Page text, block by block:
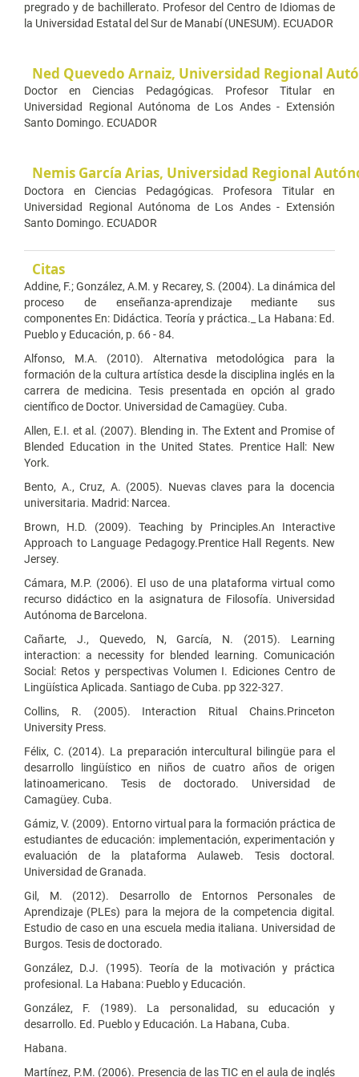
pregrado y de bachillerato. Profesor del Centro de Idiomas de
la Universidad Estatal del Sur de Manabí (UNESUM). ECUADOR
Ned Quevedo Arnaiz, Universidad Regional
Doctor en Ciencias Pedagógicas. Profesor Titular en
Universidad Regional Autónoma de Los Andes - Extensión
Santo Domingo. ECUADOR
Nemis García Arias, Universidad Regional
Doctora en Ciencias Pedagógicas. Profesora Titular en
Universidad Regional Autónoma de Los Andes - Extensión
Santo Domingo. ECUADOR
Citas
Addine, F.; González, A.M. y Recarey, S. (2004). La dinámica del
proceso de enseñanza-aprendizaje mediante sus
componentes En: Didáctica. Teoría y práctica._ La Habana: Ed.
Pueblo y Educación, p. 66 - 84.
Alfonso, M.A. (2010). Alternativa metodológica para la
formación de la cultura artística desde la disciplina inglés en la
carrera de medicina. Tesis presentada en opción al grado
científico de Doctor. Universidad de Camagüey. Cuba.
Allen, E.I. et al. (2007). Blending in. The Extent and Promise of
Blended Education in the United States. Prentice Hall: New
York.
Bento, A., Cruz, A. (2005). Nuevas claves para la docencia
universitaria. Madrid: Narcea.
Brown, H.D. (2009). Teaching by Principles.An Interactive
Approach to Language Pedagogy.Prentice Hall Regents. New
Jersey.
Cámara, M.P. (2006). El uso de una plataforma virtual como
recurso didáctico en la asignatura de Filosofía. Universidad
Autónoma de Barcelona.
Cañarte, J., Quevedo, N, García, N. (2015). Learning
interaction: a necessity for blended learning. Comunicación
Social: Retos y perspectivas Volumen I. Ediciones Centro de
Lingüística Aplicada. Santiago de Cuba. pp 322-327.
Collins, R. (2005). Interaction Ritual Chains.Princeton
University Press.
Félix, C. (2014). La preparación intercultural bilingüe para el
desarrollo lingüístico en niños de cuatro años de origen
latinoamericano. Tesis de doctorado. Universidad de
Camagüey. Cuba.
Gámiz, V. (2009). Entorno virtual para la formación práctica de
estudiantes de educación: implementación, experimentación y
evaluación de la plataforma Aulaweb. Tesis doctoral.
Universidad de Granada.
Gil, M. (2012). Desarrollo de Entornos Personales de
Aprendizaje (PLEs) para la mejora de la competencia digital.
Estudio de caso en una escuela media italiana. Universidad de
Burgos. Tesis de doctorado.
González, D.J. (1995). Teoría de la motivación y práctica
profesional. La Habana: Pueblo y Educación.
González, F. (1989). La personalidad, su educación y
desarrollo. Ed. Pueblo y Educación. La Habana, Cuba.
Habana.
Martínez, P.M. (2006). Presencia de las TIC en el aula de inglés